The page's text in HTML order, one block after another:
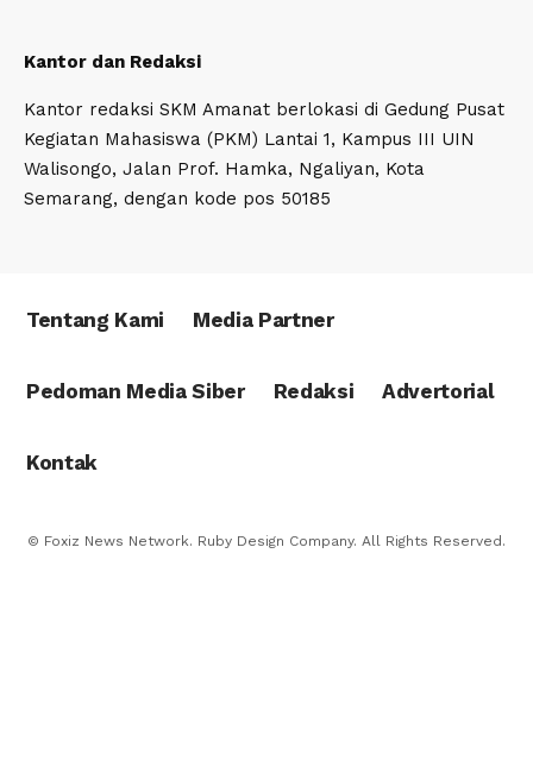
Kantor dan Redaksi
Kantor redaksi SKM Amanat berlokasi di Gedung Pusat
Kegiatan Mahasiswa (PKM) Lantai 1, Kampus III UIN
Walisongo, Jalan Prof. Hamka, Ngaliyan, Kota
Semarang, dengan kode pos 50185
Tentang Kami Media Partner
Pedoman Media Siber Redaksi Advertorial
Kontak
© Foxiz News Network. Ruby Design Company. All Rights Reserved.